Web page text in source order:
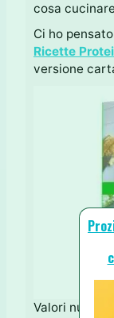
cosa
Ci ho
Ricette
versione
Valori